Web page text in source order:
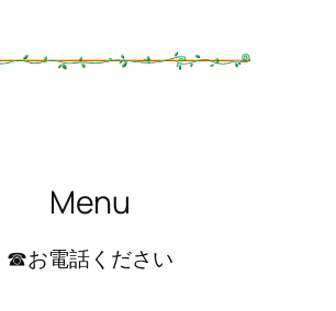
Menu
☎お電話ください